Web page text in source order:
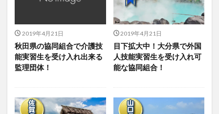
2019年4月21日
秋田県の協同組合で介護技
能実習生を受け入れ出来る
監理団体！
2019年4月21日
目下拡大中！大分県で外国
人技能実習生を受け入れ可
能な協同組合！